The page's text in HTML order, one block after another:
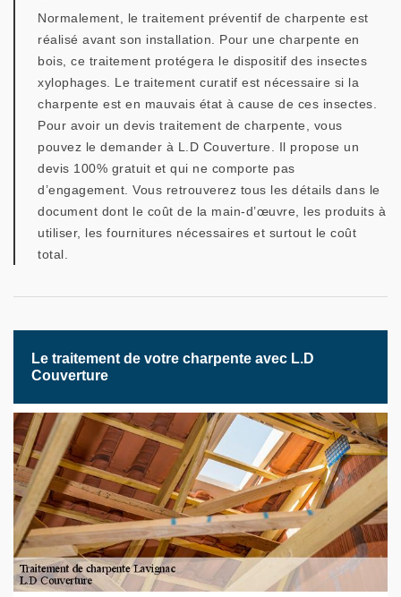
Normalement, le traitement préventif de charpente est
réalisé avant son installation. Pour une charpente en
bois, ce traitement protégera le dispositif des insectes
xylophages. Le traitement curatif est nécessaire si la
charpente est en mauvais état à cause de ces insectes.
Pour avoir un devis traitement de charpente, vous
pouvez le demander à L.D Couverture. Il propose un
devis 100% gratuit et qui ne comporte pas
d’engagement. Vous retrouverez tous les détails dans le
document dont le coût de la main-d’œuvre, les produits à
utiliser, les fournitures nécessaires et surtout le coût
total.
Le traitement de votre charpente avec L.D
Couverture